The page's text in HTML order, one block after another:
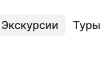
Экскурсии Туры